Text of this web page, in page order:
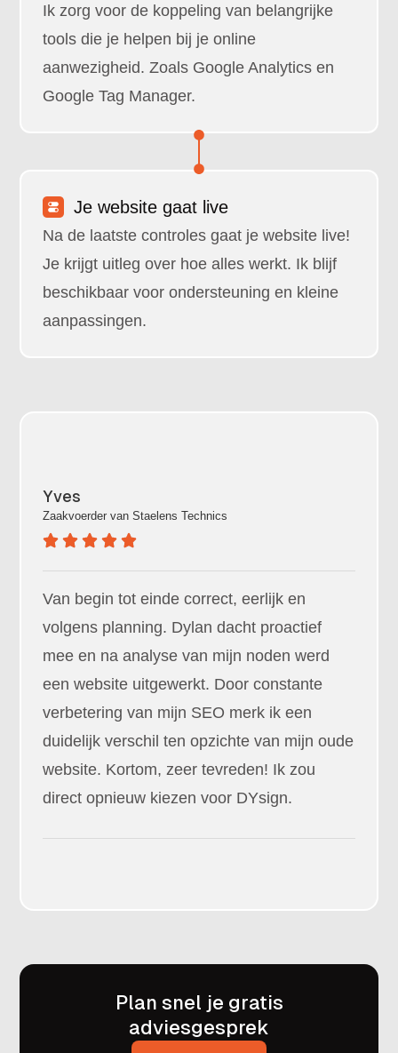
Ik zorg voor de koppeling van belangrijke
tools die je helpen bij je online
aanwezigheid. Zoals Google Analytics en
Google Tag Manager.
Je website gaat live
Na de laatste controles gaat je website live!
Je krijgt uitleg over hoe alles werkt. Ik blijf
beschikbaar voor ondersteuning en kleine
aanpassingen.
Yves
Zaakvoerder vanStaelens Technics
Van begin tot einde correct, eerlijk en
volgens planning. Dylan dacht proactief
mee en na analyse van mijn noden werd
een website uitgewerkt. Door constante
verbetering van mijn SEO merk ik een
duidelijk verschil ten opzichte van mijn oude
website. Kortom, zeer tevreden! Ik zou
direct opnieuw kiezen voor DYsign.
Plan snel je gratis
adviesgesprek